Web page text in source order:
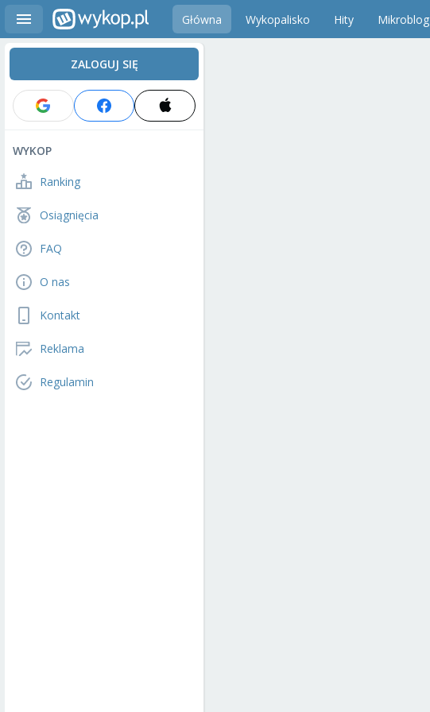
Główna Wykopalisko Hity Mikroblog
ZALOGUJ SIĘ
WYKOP
Ranking
Osiągnięcia
FAQ
O nas
Kontakt
Reklama
Regulamin